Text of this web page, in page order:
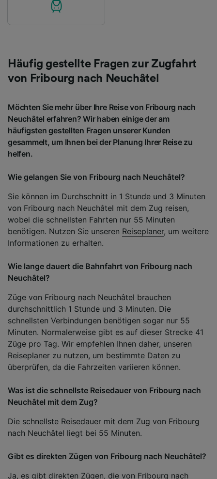
Häufig gestellte Fragen zur Zugfahrt
von Fribourg nach Neuchâtel
Möchten Sie mehr über Ihre Reise von Fribourg nach
Neuchâtel erfahren? Wir haben einige der am
häufigsten gestellten Fragen unserer Kunden
gesammelt, um Ihnen bei der Planung Ihrer Reise zu
helfen.
Wie gelangen Sie von Fribourg nach Neuchâtel?
Sie können im Durchschnitt in 1 Stunde und 3 Minuten
von Fribourg nach Neuchâtel mit dem Zug reisen,
wobei die schnellsten Fahrten nur 55 Minuten
benötigen. Nutzen Sie unseren Reiseplaner, um weitere
Informationen zu erhalten.
Wie lange dauert die Bahnfahrt von Fribourg nach
Neuchâtel?
Züge von Fribourg nach Neuchâtel brauchen
durchschnittlich 1 Stunde und 3 Minuten. Die
schnellsten Verbindungen benötigen sogar nur 55
Minuten. Normalerweise gibt es auf dieser Strecke 41
Züge pro Tag. Wir empfehlen Ihnen daher, unseren
Reiseplaner zu nutzen, um bestimmte Daten zu
überprüfen, da die Fahrzeiten variieren können.
Was ist die schnellste Reisedauer von Fribourg nach
Neuchâtel mit dem Zug?
Die schnellste Reisedauer mit dem Zug von Fribourg
nach Neuchâtel liegt bei 55 Minuten.
Gibt es direkten Zügen von Fribourg nach Neuchâtel?
Ja, es gibt direkten Zügen, die von Fribourg nach